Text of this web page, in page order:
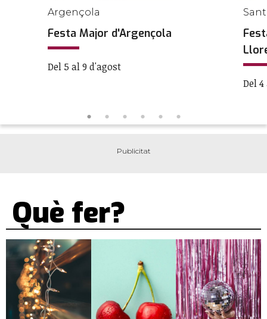
Argençola
Festa Major d'Argençola
Del 5 al 9 d'agost
Del
Què fer?